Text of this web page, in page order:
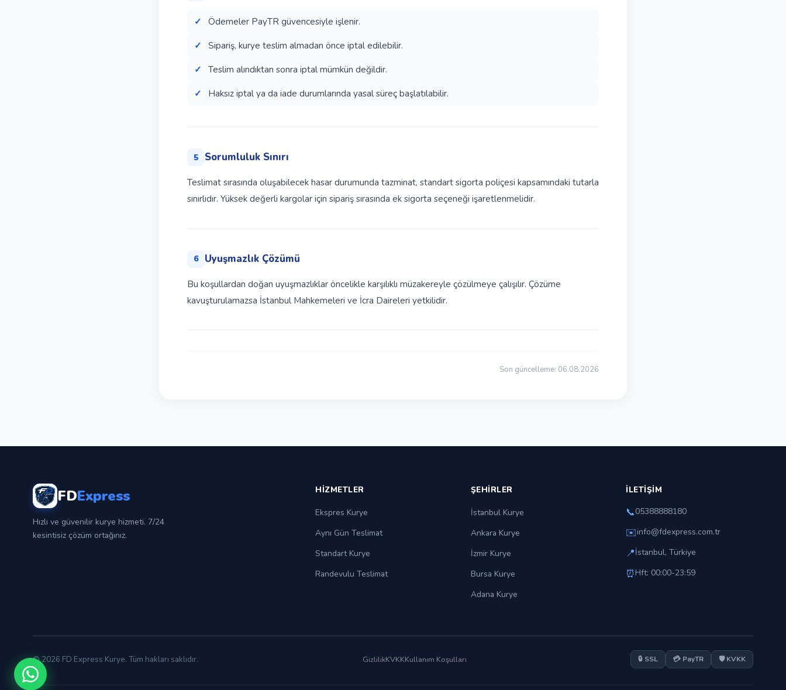
Ödemeler PayTR güvencesiyle işlenir.
Sipariş, kurye teslim almadan önce iptal edilebilir.
Teslim alındıktan sonra iptal mümkün değildir.
Haksız iptal ya da iade durumlarında yasal süreç başlatılabilir.
5 Sorumluluk Sınırı
Teslimat sırasında oluşabilecek hasar durumunda tazminat, standart sigorta poliçesi kapsamındaki tutarla
sınırlıdır. Yüksek değerli kargolar için sipariş sırasında ek sigorta seçeneği işaretlenmelidir.
6 Uyuşmazlık Çözümü
Bu koşullardan doğan uyuşmazlıklar öncelikle karşılıklı müzakereyle çözülmeye çalışılır. Çözüme
kavuşturulamazsa İstanbul Mahkemeleri ve İcra Daireleri yetkilidir.
Son güncelleme: 06.08.2026
FDExpress
Hızlı ve güvenilir kurye hizmeti. 7/24
kesintisiz çözüm ortağınız.
HIZMETLER
Ekspres Kurye
Aynı Gün Teslimat
Standart Kurye
Randevulu Teslimat
ŞEHIRLER
İstanbul Kurye
Ankara Kurye
İzmir Kurye
Bursa Kurye
Adana Kurye
İLETIŞIM
📞05388888180
✉️info@fdexpress.com.tr
📍İstanbul, Türkiye
⏰ Hft: 00:00-23:59
© 2026 FD Express Kurye. Tüm hakları saklıdır. GizlilikKVKKKullanım Koşulları 🔒 SSL 💳 PayTR 🛡️ KVKK